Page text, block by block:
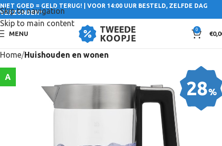
Skip to navigation
Skip to main content
NIET GOED = GELD TERUG! | VOOR 14:00 UUR BESTELD, ZELFDE DAG
VERZONDEN*
MENU
0
€
Home Huishouden en wonen
A
28%